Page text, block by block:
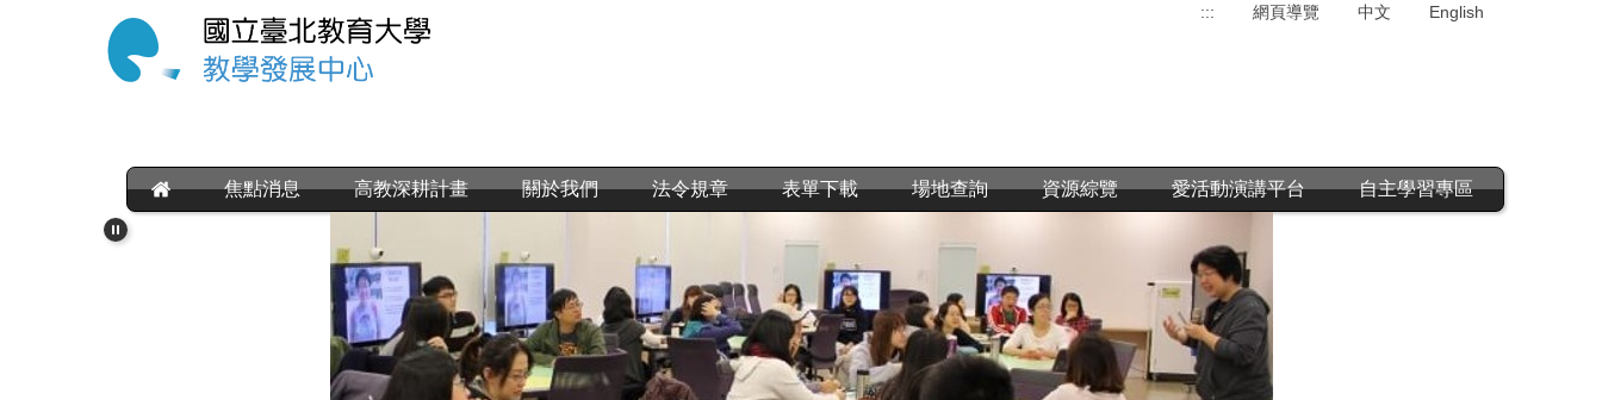
::: 網頁導覽 中文 English
焦點消息 高教深耕計畫 關於我們 法令規章 表單下載 場地查詢 資源綜覽 愛活動演講平台 自主學習專區